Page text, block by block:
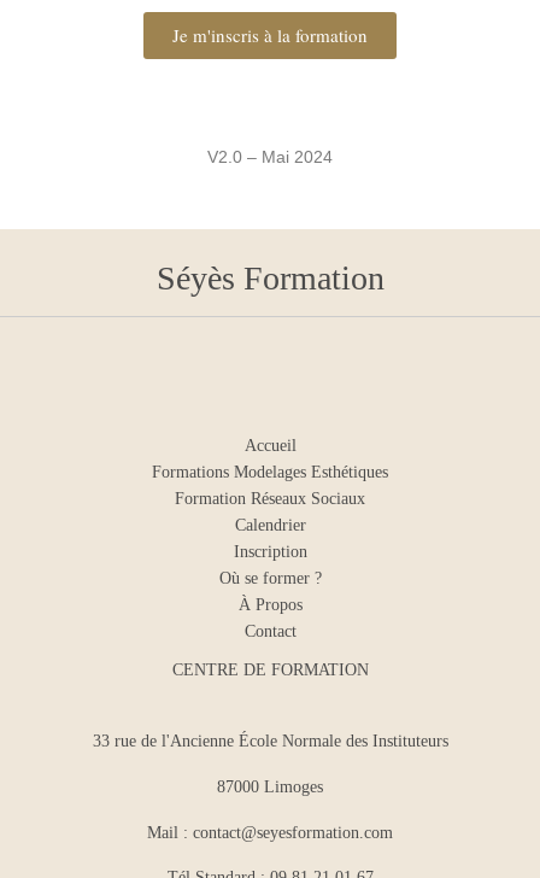
Je m'inscris à la formation
V2.0 – Mai 2024
Séyès Formation
Accueil
Formations Modelages Esthétiques
Formation Réseaux Sociaux
Calendrier
Inscription
Où se former ?
À Propos
Contact
CENTRE DE FORMATION
33 rue de l'Ancienne École Normale des Instituteurs
87000 Limoges
Mail : contact@seyesformation.com